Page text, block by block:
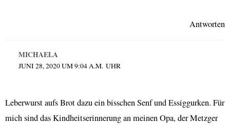
Antworten
MICHAELA
JUNI 28, 2020 UM 9:04 A.M. UHR
Leberwurst aufs Brot dazu ein bisschen Senf und Essiggurken. Für
mich sind das Kindheitserinnerung an meinen Opa, der Metzger